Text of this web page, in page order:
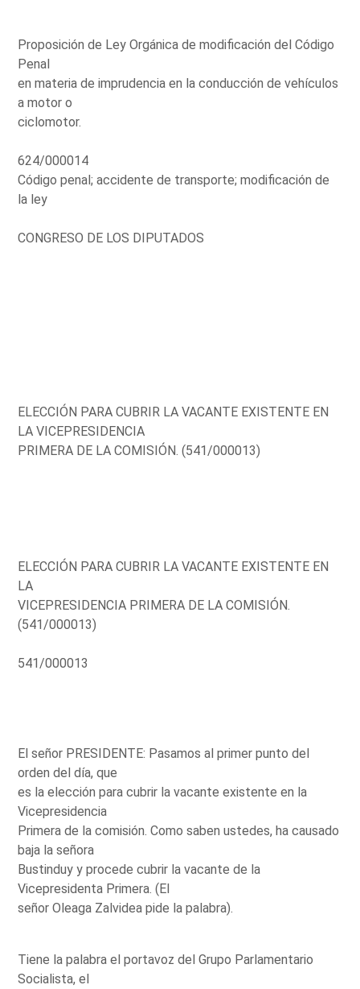
Proposición de Ley Orgánica de modificación del Código
Penal
en materia de imprudencia en la conducción de vehículos
a motor o
ciclomotor.
624/000014
Código penal; accidente de transporte; modificación de
la ley
CONGRESO DE LOS DIPUTADOS
ELECCIÓN PARA CUBRIR LA VACANTE EXISTENTE EN
LA VICEPRESIDENCIA
PRIMERA DE LA COMISIÓN. (541/000013)
ELECCIÓN PARA CUBRIR LA VACANTE EXISTENTE EN
LA
VICEPRESIDENCIA PRIMERA DE LA COMISIÓN.
(541/000013)
541/000013
El señor PRESIDENTE: Pasamos al primer punto del
orden del día, que
es la elección para cubrir la vacante existente en la
Vicepresidencia
Primera de la comisión. Como saben ustedes, ha causado
baja la señora
Bustinduy y procede cubrir la vacante de la
Vicepresidenta Primera. (El
señor Oleaga Zalvidea pide la palabra).
Tiene la palabra el portavoz del Grupo Parlamentario
Socialista, el